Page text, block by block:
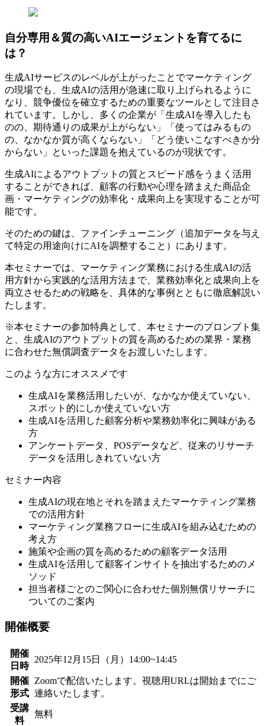
自分専用＆質の高いAIエージェントを育てるに
は？
生成AIサービスのレベルが上がったことでマーケティング
の現場でも、生成AIの活用が急速に取り上げられるように
なり、競争優位を確立するための重要なツールとして注目さ
れています。しかし、多くの企業が「生成AIを導入したも
のの、期待通りの成果が上がらない」「使ってはみるもの
の、なかなか質が高くならない」「どう使いこなすべきか分
からない」といった課題を抱えているのが現状です。
生成AIによるアウトプットの質とスピード感をうまく活用
することができれば、顧客の行動や心理を踏まえた商品企
画・マーケティングの効率化・成果向上を実現することが可
能です。
そのための鍵は、ファインチューニング（追加データを与え
て特定の用途向けにAIを調整すること）にあります。
本セミナーでは、マーケティング業務における生成AIの活
用方針から実践的な活用方法まで、業務効率化と成果向上を
両立させるための戦略を、具体的な事例とともに徹底解説い
たします。
※本セミナーの参加特典として、本セミナーのプロンプト集
と、生成AIのアウトプットの質を高めるための業界・業務
に合わせた無償調査データをお渡しいたします。
このような方にオススメです
生成AIを業務活用したいが、なかなか使えていない、
スポット的にしか使えていない方
生成AIを活用した顧客分析や業務効率化に興味がある
方
アンケートデータ、POSデータなど、従来のリサーチ
データを活用しきれていない方
セミナー内容
生成AIの現在地とそれを踏まえたマーケティング業務
での活用方針
マーケティング業務フローに生成AIを組み込むための
考え方
施策や企画の質を高めるための顧客データ活用
生成AIを活用して顧客インサイトを抽出するためのメ
ソッド
担当者様ごとのご関心に合わせた個別無償リサーチに
ついてのご案内
開催概要
開催
日時
2025年12月15日（月）14:00~14:45
開催
形式
Zoomで配信いたします。視聴用URLは開始までにご
連絡いたします。
受講
料
無料